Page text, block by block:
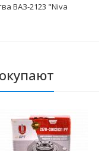
ВАЗ-2123 "Niva